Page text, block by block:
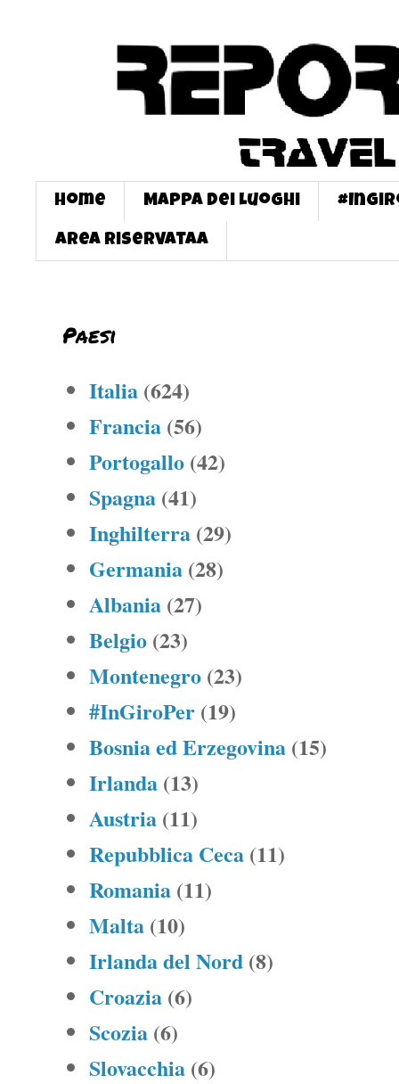
Home Mappa dei Luoghi
Area Riservataa
Paesi
Italia (624)
Francia (56)
Portogallo (42)
Spagna (41)
Inghilterra (29)
Germania (28)
Albania (27)
Belgio (23)
Montenegro (23)
#InGiroPer (19)
Bosnia ed Erzegovina (15)
Irlanda (13)
Austria (11)
Repubblica Ceca (11)
Romania (11)
Malta (10)
Irlanda del Nord (8)
Croazia (6)
Scozia (6)
Slovacchia (6)